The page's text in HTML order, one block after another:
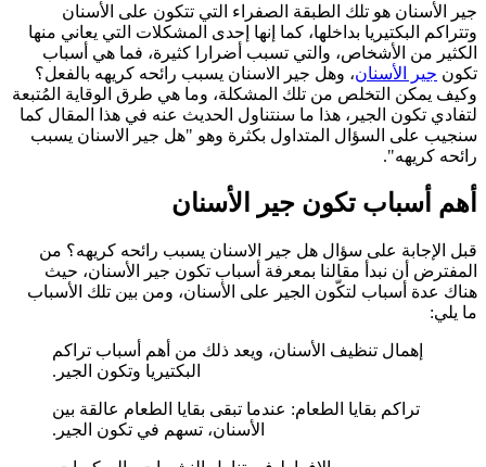
جير الأسنان هو تلك الطبقة الصفراء التي تتكون على الأسنان
وتتراكم البكتيريا بداخلها، كما إنها إحدى المشكلات التي يعاني منها
الكثير من الأشخاص، والتي تسبب أضرارا كثيرة، فما هي أسباب
تكون جير الأسنان، وهل جير الاسنان يسبب رائحه كريهه بالفعل؟
وكيف يمكن التخلص من تلك المشكلة، وما هي طرق الوقاية المُتبعة
لتفادي تكون الجير، هذا ما سنتناول الحديث عنه في هذا المقال كما
سنجيب على السؤال المتداول بكثرة وهو "هل جير الاسنان يسبب
رائحه كريهه".
أهم أسباب تكون جير الأسنان
قبل الإجابة على سؤال هل جير الاسنان يسبب رائحه كريهه؟ من
المفترض أن نبدأ مقالنا بمعرفة أسباب تكون جير الأسنان، حيث
هناك عدة أسباب لتكّون الجير على الأسنان، ومن بين تلك الأسباب
ما يلي:
إهمال تنظيف الأسنان، ويعد ذلك من أهم أسباب تراكم
البكتيريا وتكون الجير.
تراكم بقايا الطعام: عندما تبقى بقايا الطعام عالقة بين
الأسنان، تسهم في تكون الجير.